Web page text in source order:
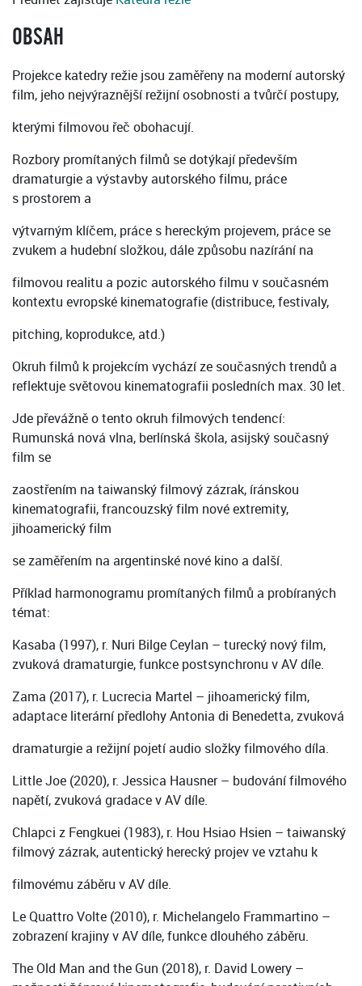
OBSAH
Projekce katedry režie jsou zaměřeny na moderní autorský
film, jeho nejvýraznější režijní osobnosti a tvůrčí postupy,
kterými filmovou řeč obohacují.
Rozbory promítaných filmů se dotýkají především
dramaturgie a výstavby autorského filmu, práce
s prostorem a
výtvarným klíčem, práce s hereckým projevem, práce se
zvukem a hudební složkou, dále způsobu nazírání na
filmovou realitu a pozic autorského filmu v současném
kontextu evropské kinematografie (distribuce, festivaly,
pitching, koprodukce, atd.)
Okruh filmů k projekcím vychází ze současných trendů a
reflektuje světovou kinematografii posledních max. 30 let.
Jde převážně o tento okruh filmových tendencí:
Rumunská nová vlna, berlínská škola, asijský současný
film se
zaostřením na taiwanský filmový zázrak, íránskou
kinematografii, francouzský film nové extremity,
jihoamerický film
se zaměřením na argentinské nové kino a další.
Příklad harmonogramu promítaných filmů a probíraných
témat:
Kasaba (1997), r. Nuri Bilge Ceylan – turecký nový film,
zvuková dramaturgie, funkce postsynchronu v AV díle.
Zama (2017), r. Lucrecia Martel – jihoamerický film,
adaptace literární předlohy Antonia di Benedetta, zvuková
dramaturgie a režijní pojetí audio složky filmového díla.
Little Joe (2020), r. Jessica Hausner – budování filmového
napětí, zvuková gradace v AV díle.
Chlapci z Fengkuei (1983), r. Hou Hsiao Hsien – taiwanský
filmový zázrak, autentický herecký projev ve vztahu k
filmovému záběru v AV díle.
Le Quattro Volte (2010), r. Michelangelo Frammartino –
zobrazení krajiny v AV díle, funkce dlouhého záběru.
The Old Man and the Gun (2018), r. David Lowery –